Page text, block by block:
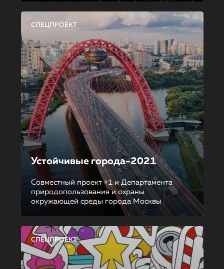
СПЕЦПРОЕКТ
Устойчивые города-2021
Совместный проект +1 и Департамента
природопользования и охраны
окружающей среды города Москвы
СПЕЦПРОЕКТ